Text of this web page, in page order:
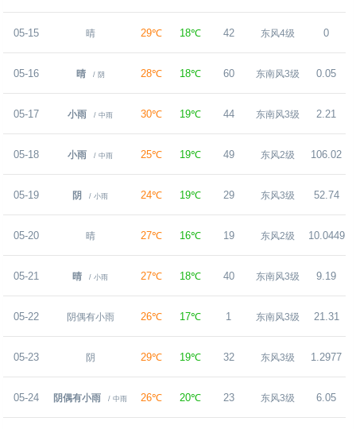
05-15 晴 29℃ 18℃ 42 东风4级 0
05-16 晴 / 阴 28℃ 18℃ 60 东南风3级 0.05
05-17 小雨 / 中雨 30℃ 19℃ 44 东南风3级 2.21
05-18 小雨 / 中雨 25℃ 19℃ 49 东风2级 106.02
05-19 阴 / 小雨 24℃ 19℃ 29 东风3级 52.74
05-20 晴 27℃ 16℃ 19 东风2级 10.0449
05-21 晴 / 小雨 27℃ 18℃ 40 东南风3级 9.19
05-22 阴偶有小雨 26℃ 17℃ 1 东南风3级 21.31
05-23 阴 29℃ 19℃ 32 东风3级 1.2977
05-24 阴偶有小雨 / 中雨 26℃ 20℃ 23 东风3级 6.05